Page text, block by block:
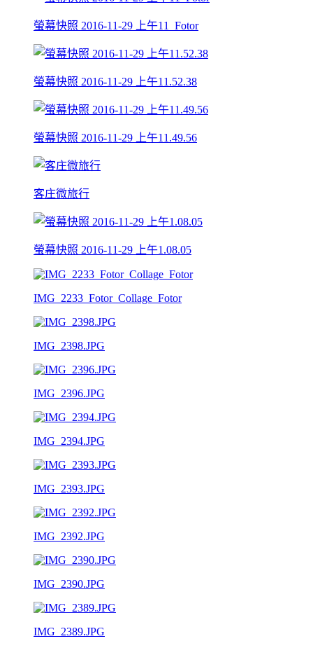
螢幕快照 2016-11-29 上午11_Fotor
螢幕快照 2016-11-29 上午11.52.38
螢幕快照 2016-11-29 上午11.49.56
客庄微旅行
螢幕快照 2016-11-29 上午1.08.05
IMG_2233_Fotor_Collage_Fotor
IMG_2398.JPG
IMG_2396.JPG
IMG_2394.JPG
IMG_2393.JPG
IMG_2392.JPG
IMG_2390.JPG
IMG_2389.JPG